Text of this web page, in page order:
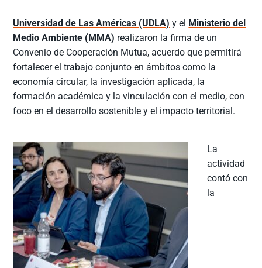
Universidad de Las Américas (UDLA) y el Ministerio del
Medio Ambiente (MMA) realizaron la firma de un
Convenio de Cooperación Mutua, acuerdo que permitirá
fortalecer el trabajo conjunto en ámbitos como la
economía circular, la investigación aplicada, la
formación académica y la vinculación con el medio, con
foco en el desarrollo sostenible y el impacto territorial.
La
actividad
contó con
la